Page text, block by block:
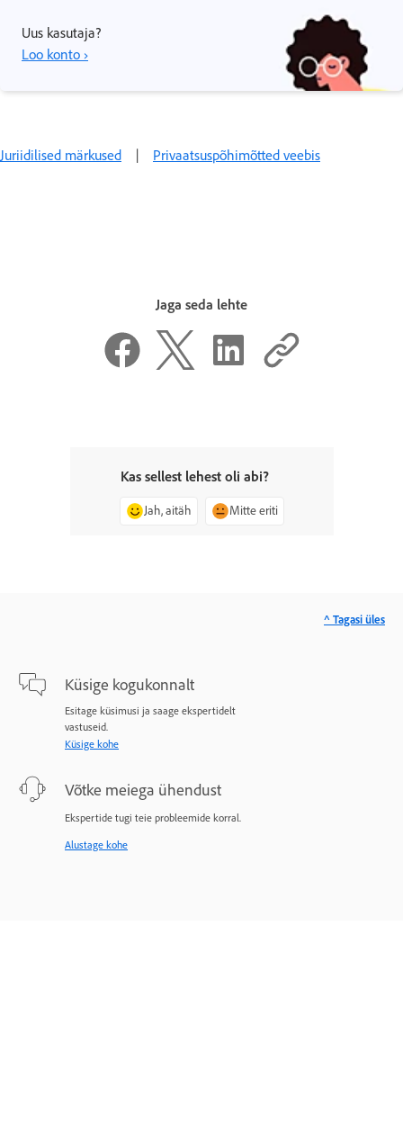
Uus kasutaja?
Loo konto ›
Juriidilised märkused | Privaatsuspõhimõtted veebis
Jaga seda lehte
Kas sellest lehest oli abi?
Jah, aitäh Mitte eriti
Küsige kogukonnalt
Esitage küsimusi ja saage ekspertidelt
vastuseid.
Küsige kohe
Võtke meiega ühendust
Ekspertide tugi teie probleemide korral.
Alustage kohe
^ Tagasi üles